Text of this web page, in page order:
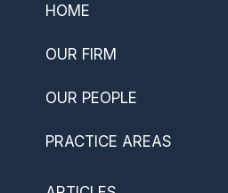
HOME
OUR FIRM
OUR PEOPLE
PRACTICE AREAS